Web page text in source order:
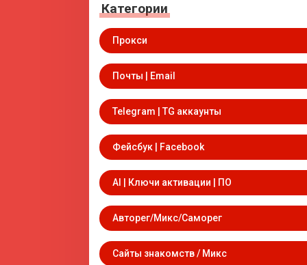
Категории
Прокси
Почты | Email
Telegram | TG аккаунты
Фейсбук | Facebook
AI | Ключи активации | ПО
Авторег/Микс/Саморег
Сайты знакомств / Микс